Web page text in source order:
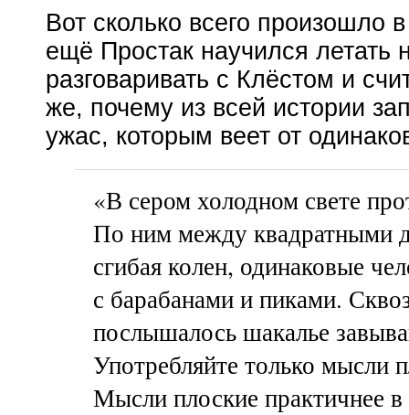
Вот сколько всего произошло
ещё Простак научился летать
разговаривать с Клёстом и
же, почему из всей истории
ужас, которым веет от
«В сером холодном свете
По ним между квадратными
сгибая колен, одинаковые
с барабанами и пиками.
послышалось шакалье
Употребляйте только мысли
Мысли плоские практичнее